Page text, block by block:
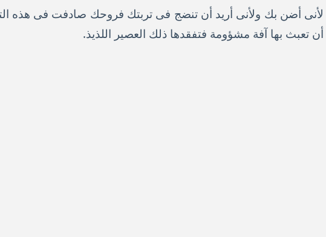
لأنى أضن بك ولأنى أريد أن تنضج فى تربتك فروحك صادفت فى هذه
تعبث بها آفة مشؤومة فتفقدها ذلك العصير اللذيذ.